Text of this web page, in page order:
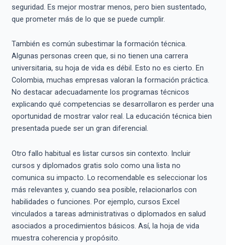
seguridad. Es mejor mostrar menos, pero bien sustentado,
que prometer más de lo que se puede cumplir.
También es común subestimar la formación técnica.
Algunas personas creen que, si no tienen una carrera
universitaria, su hoja de vida es débil. Esto no es cierto. En
Colombia, muchas empresas valoran la formación práctica.
No destacar adecuadamente los programas técnicos
explicando qué competencias se desarrollaron es perder una
oportunidad de mostrar valor real. La educación técnica bien
presentada puede ser un gran diferencial.
Otro fallo habitual es listar cursos sin contexto. Incluir
cursos y diplomados gratis solo como una lista no
comunica su impacto. Lo recomendable es seleccionar los
más relevantes y, cuando sea posible, relacionarlos con
habilidades o funciones. Por ejemplo, cursos Excel
vinculados a tareas administrativas o diplomados en salud
asociados a procedimientos básicos. Así, la hoja de vida
muestra coherencia y propósito.